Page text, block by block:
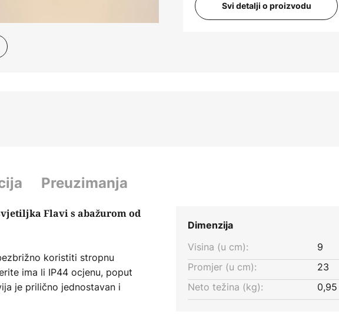
Svi detalji o proizvodu
Preuzimanja
Flavi s abažurom od
koristiti stropnu
ima li IP44 ocjenu, poput
je prilično jednostavan i
stakla nadopunjuje
Dimenzija
Visina (u cm):
9
Promjer (u cm):
23
Neto težina (kg):
0,95